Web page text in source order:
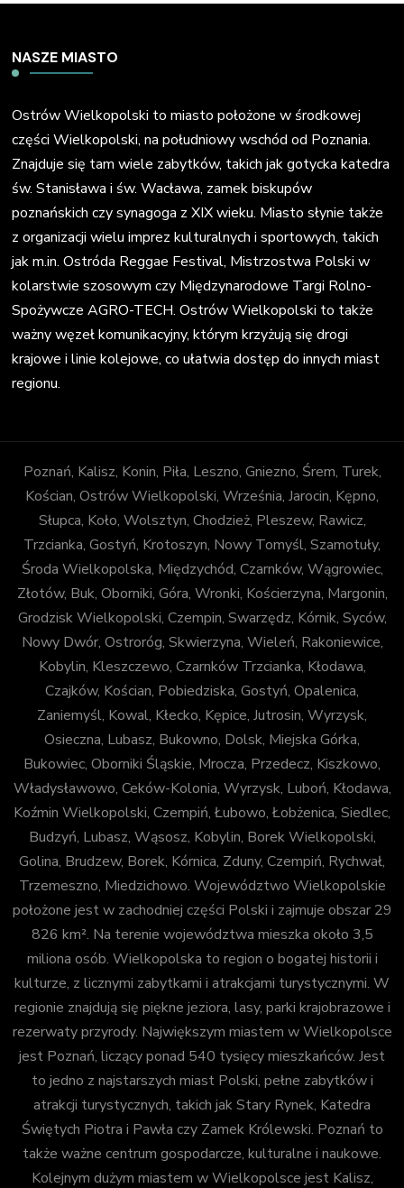
NASZE MIASTO
Ostrów Wielkopolski to miasto położone w środkowej
części Wielkopolski, na południowy wschód od Poznania.
Znajduje się tam wiele zabytków, takich jak gotycka katedra
św. Stanisława i św. Wacława, zamek biskupów
poznańskich czy synagoga z XIX wieku. Miasto słynie także
z organizacji wielu imprez kulturalnych i sportowych, takich
jak m.in. Ostróda Reggae Festival, Mistrzostwa Polski w
kolarstwie szosowym czy Międzynarodowe Targi Rolno-
Spożywcze AGRO-TECH. Ostrów Wielkopolski to także
ważny węzeł komunikacyjny, którym krzyżują się drogi
krajowe i linie kolejowe, co ułatwia dostęp do innych miast
regionu.
Poznań, Kalisz, Konin, Piła, Leszno, Gniezno, Śrem, Turek,
Kościan, Ostrów Wielkopolski, Września, Jarocin, Kępno,
Słupca, Koło, Wolsztyn, Chodzież, Pleszew, Rawicz,
Trzcianka, Gostyń, Krotoszyn, Nowy Tomyśl, Szamotuły,
Środa Wielkopolska, Międzychód, Czarnków, Wągrowiec,
Złotów, Buk, Oborniki, Góra, Wronki, Kościerzyna, Margonin,
Grodzisk Wielkopolski, Czempin, Swarzędz, Kórnik, Syców,
Nowy Dwór, Ostroróg, Skwierzyna, Wieleń, Rakoniewice,
Kobylin, Kleszczewo, Czarnków Trzcianka, Kłodawa,
Czajków, Kościan, Pobiedziska, Gostyń, Opalenica,
Zaniemyśl, Kowal, Kłecko, Kępice, Jutrosin, Wyrzysk,
Osieczna, Lubasz, Bukowno, Dolsk, Miejska Górka,
Bukowiec, Oborniki Śląskie, Mrocza, Przedecz, Kiszkowo,
Władysławowo, Ceków-Kolonia, Wyrzysk, Luboń, Kłodawa,
Koźmin Wielkopolski, Czempiń, Łubowo, Łobżenica, Siedlec,
Budzyń, Lubasz, Wąsosz, Kobylin, Borek Wielkopolski,
Golina, Brudzew, Borek, Kórnica, Zduny, Czempiń, Rychwał,
Trzemeszno, Miedzichowo. Województwo Wielkopolskie
położone jest w zachodniej części Polski i zajmuje obszar 29
826 km². Na terenie województwa mieszka około 3,5
miliona osób. Wielkopolska to region o bogatej historii i
kulturze, z licznymi zabytkami i atrakcjami turystycznymi. W
regionie znajdują się piękne jeziora, lasy, parki krajobrazowe i
rezerwaty przyrody. Największym miastem w Wielkopolsce
jest Poznań, liczący ponad 540 tysięcy mieszkańców. Jest
to jedno z najstarszych miast Polski, pełne zabytków i
atrakcji turystycznych, takich jak Stary Rynek, Katedra
Świętych Piotra i Pawła czy Zamek Królewski. Poznań to
także ważne centrum gospodarcze, kulturalne i naukowe.
Kolejnym dużym miastem w Wielkopolsce jest Kalisz,